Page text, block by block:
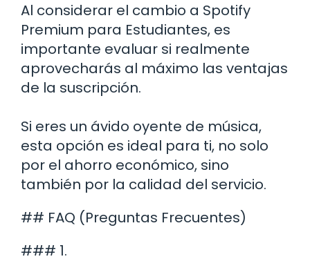
Al considerar el cambio a Spotify
Premium para Estudiantes, es
importante evaluar si realmente
aprovecharás al máximo las ventajas
de la suscripción.
Si eres un ávido oyente de música,
esta opción es ideal para ti, no solo
por el ahorro económico, sino
también por la calidad del servicio.
## FAQ (Preguntas Frecuentes)
### 1.